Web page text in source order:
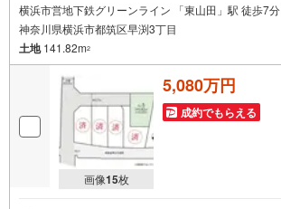
横浜市営地下鉄グリーンライン 「東山田」駅 徒歩7分
神奈川県横浜市都筑区早渕3丁目
土地141.82m2
画像15枚
5,080万円
成約でもらえる